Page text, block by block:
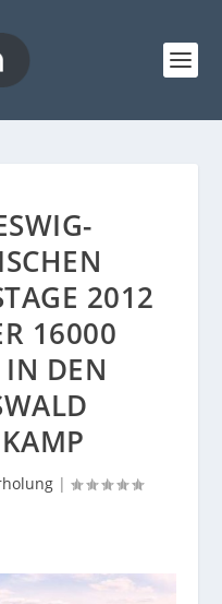
2012
16000
IN DEN
|